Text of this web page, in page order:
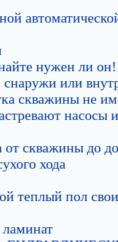
нужен ли он!
снаружи или
скважины не
насосы
от скважины до
хода
теплый пол